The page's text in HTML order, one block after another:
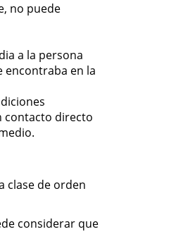
no puede
a la persona
encontraba en la
contacto directo
clase de orden
considerar que